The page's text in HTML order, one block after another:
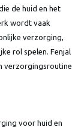
de huid en het
wordt vaak
verzorging,
rol spelen. Fenjal
verzorgingsroutine
voor huid en